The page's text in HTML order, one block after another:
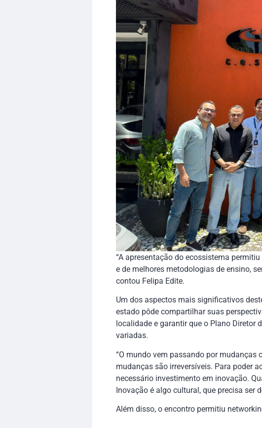
“A apresentação do ecossistema
e de melhores metodologias de ensino,
contou Felipa Edite.
Um dos aspectos mais significativos
estado pôde compartilhar suas
localidade e garantir que o Plano Diretor
variadas.
“O mundo vem passando por mudanças
mudanças são irreversíveis. Para poder
necessário investimento em inovação.
Inovação é algo cultural, que precisa ser
Além disso, o encontro permitiu